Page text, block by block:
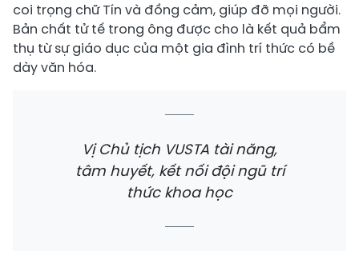
coi trọng chữ Tín và đồng cảm, giúp đỡ mọi người.
Bản chất tử tế trong ông được cho là kết quả bẩm
thụ từ sự giáo dục của một gia đình trí thức có bề
dày văn hóa.
Vị Chủ tịch VUSTA tài năng,
tâm huyết, kết nối đội ngũ trí
thức khoa học